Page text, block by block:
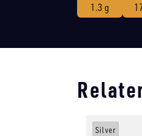
1.3 g
Silver